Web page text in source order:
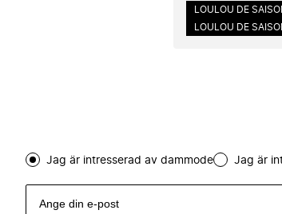
LOULOU DE
LOULOU DE
Jag är intresserad av dammode Jag är